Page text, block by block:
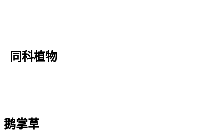
同科植物
鹅掌草